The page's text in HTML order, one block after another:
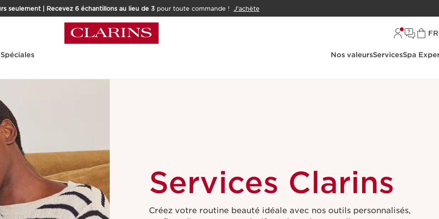
seulement | Recevez 6 échantillons au lieu de 3pour toute commande ! J'achète
FR
Nos valeursServicesSpa
Services Clarins
Créez votre routine beauté idéale avec nos outils personnalisés,